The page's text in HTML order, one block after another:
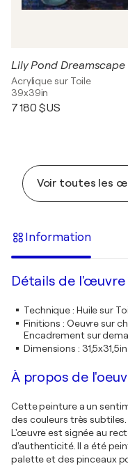
Lily Pond Dreamscape
Acrylique sur Toile
39x39in
7 180 $US
Voir toutes les
Information
Détails de l'œuvre
Technique: Huile sur
Finitions : Oeuvre sur
Encadrement sur
Dimensions : 31,5x31,5in
À propos de
Cette peinture a un
des couleurs très subtiles.
L'œuvre est signée au
d'authenticité. Il a été
palette et des pinceaux